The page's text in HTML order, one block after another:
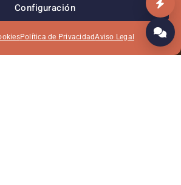
Configuración
Política de PrivacidadAviso Legal